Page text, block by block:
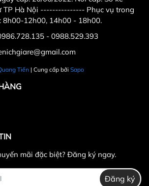
TP Hà Nội --------------- Phục vụ trong
8h00-12h00, 14h00 - 18h00.
- 0988.529.393
Tiến | Cung cấp bởi Sapo
mãi đặc biệt? Đăng ký ngay.
Đăng ký